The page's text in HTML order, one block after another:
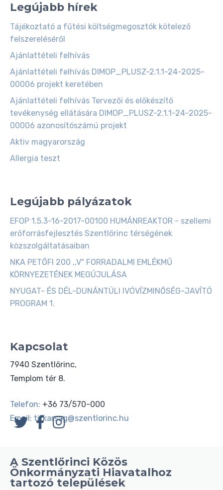
Legújabb hírek
Tájékoztató a fűtési költségmegosztók kötelező
felszereléséről
Ajánlattételi felhívás
Ajánlattételi felhívás DIMOP_PLUSZ-2.1.1-24-2025-
00006 projekt keretében
Ajánlattételi felhívás Tervezői és előkészítő
tevékenység ellátására DIMOP_PLUSZ-2.1.1-24-2025-
00006 azonosítószámú projekt
Aktiv magyarország
Allergia teszt
Legújabb pályázatok
EFOP 1.5.3-16-2017-00100 HUMÁNREAKTOR - szellemi
erőforrásfejlesztés Szentlőrinc térségének
közszolgáltatásaiban
NKA PETŐFI 200 ,,V" FORRADALMI EMLÉKMŰ
KÖRNYEZETÉNEK MEGÚJULÁSA
NYUGAT- ÉS DÉL-DUNÁNTÚLI IVÓVÍZMINŐSÉG-JAVÍTÓ
PROGRAM 1.
Kapcsolat
7940 Szentlőrinc,
Templom tér 8.
Telefon: +36 73/570-000
Email: titkarsag@szentlorinc.hu
A Szentlőrinci Közös
Önkormányzati Hiavatalhoz
tartozó települések